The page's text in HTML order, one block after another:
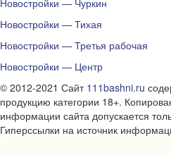
Новостройки — Чуркин
Новостройки — Тихая
Новостройки — Третья рабочая
Новостройки — Центр
© 2012-2021 Сайт 111bashni.ru
продукцию категории 18+.
информации сайта допускается
Гиперссылки на источник